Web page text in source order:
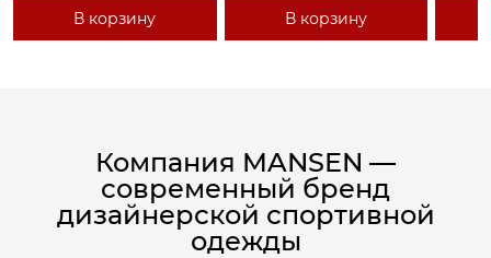
В корзину В корзину
Компания MANSEN —
современный бренд
дизайнерской спортивной
одежды